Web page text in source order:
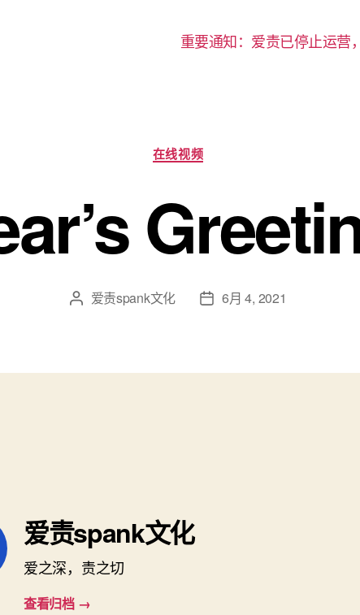
重要通知：爱责已停止运营
分
类
在线视频
文 爱责spank文化
发 6月 4, 2021
爱责spank文化
爱之深，责之切
查看归档 →